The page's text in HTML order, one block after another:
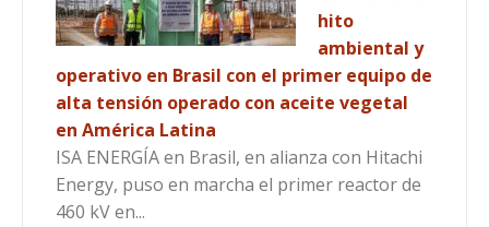
hito
ambiental y
operativo en Brasil con el primer equipo de
alta tensión operado con aceite vegetal
en América Latina
ISA ENERGÍA en Brasil, en alianza con Hitachi
Energy, puso en marcha el primer reactor de
460 kV en...